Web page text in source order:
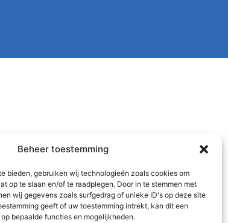
Beheer toestemming
bieden, gebruiken wij technologieën zoals cookies om
op te slaan en/of te raadplegen. Door in te stemmen met
wij gegevens zoals surfgedrag of unieke ID's op deze site
geeft of uw toestemming intrekt, kan dit een
bepaalde functies en mogelijkheden.